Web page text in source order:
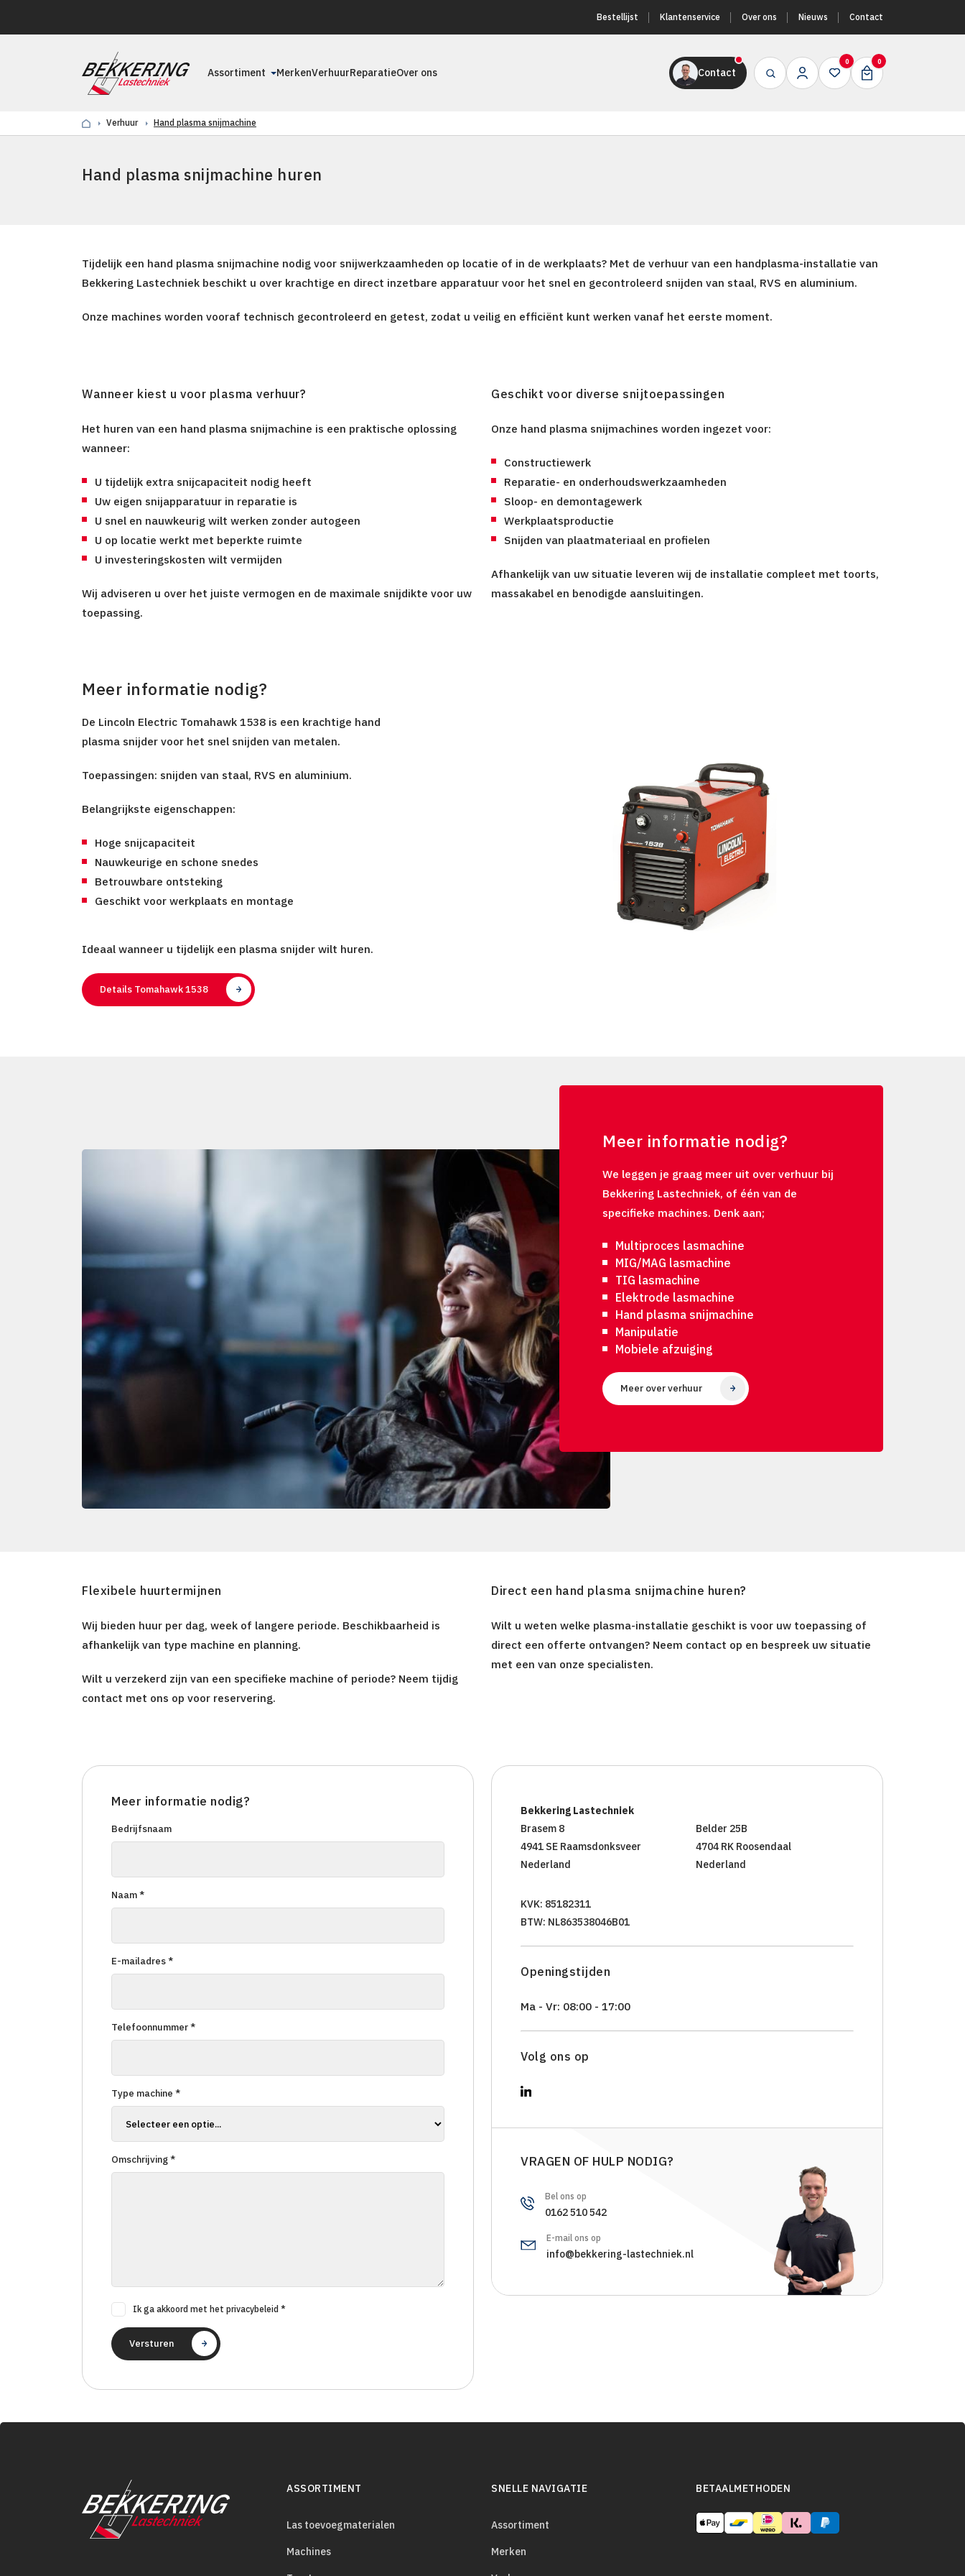
Bestellijst Klantenservice Over ons Nieuws Contact
Assortiment MerkenVerhuurReparatieOver ons Contact
0 0
Verhuur Hand plasma snijmachine
Hand plasma snijmachine huren
Tijdelijk een hand plasma snijmachine nodig voor snijwerkzaamheden op locatie of in de werkplaats? Met de verhuur van een handplasma-installatie van
Bekkering Lastechniek beschikt u over krachtige en direct inzetbare apparatuur voor het snel en gecontroleerd snijden van staal, RVS en aluminium.
Onze machines worden vooraf technisch gecontroleerd en getest, zodat u veilig en efficiënt kunt werken vanaf het eerste moment.
Wanneer kiest u voor plasma verhuur?
Het huren van een hand plasma snijmachine is een praktische oplossing
wanneer:
U tijdelijk extra snijcapaciteit nodig heeft
Uw eigen snijapparatuur in reparatie is
U snel en nauwkeurig wilt werken zonder autogeen
U op locatie werkt met beperkte ruimte
U investeringskosten wilt vermijden
Wij adviseren u over het juiste vermogen en de maximale snijdikte voor uw
toepassing.
Geschikt voor diverse snijtoepassingen
Onze hand plasma snijmachines worden ingezet voor:
Constructiewerk
Reparatie- en onderhoudswerkzaamheden
Sloop- en demontagewerk
Werkplaatsproductie
Snijden van plaatmateriaal en profielen
Afhankelijk van uw situatie leveren wij de installatie compleet met toorts,
massakabel en benodigde aansluitingen.
Meer informatie nodig?
De Lincoln Electric Tomahawk 1538 is een krachtige hand
plasma snijder voor het snel snijden van metalen.
Toepassingen: snijden van staal, RVS en aluminium.
Belangrijkste eigenschappen:
Hoge snijcapaciteit
Nauwkeurige en schone snedes
Betrouwbare ontsteking
Geschikt voor werkplaats en montage
Ideaal wanneer u tijdelijk een plasma snijder wilt huren.
Details Tomahawk 1538
Meer informatie nodig?
We leggen je graag meer uit over verhuur bij
Bekkering Lastechniek, of één van de
specifieke machines. Denk aan;
Multiproces lasmachine
MIG/MAG lasmachine
TIG lasmachine
Elektrode lasmachine
Hand plasma snijmachine
Manipulatie
Mobiele afzuiging
Meer over verhuur
Flexibele huurtermijnen
Wij bieden huur per dag, week of langere periode. Beschikbaarheid is
afhankelijk van type machine en planning.
Wilt u verzekerd zijn van een specifieke machine of periode? Neem tijdig
contact met ons op voor reservering.
Direct een hand plasma snijmachine huren?
Wilt u weten welke plasma-installatie geschikt is voor uw toepassing of
direct een offerte ontvangen? Neem contact op en bespreek uw situatie
met een van onze specialisten.
Meer informatie nodig?
Bedrijfsnaam
Naam *
E-mailadres *
Telefoonnummer *
Type machine *
Omschrijving *
Ik ga akkoord met het privacybeleid *
Versturen
Bekkering Lastechniek
Brasem 8
4941 SE Raamsdonksveer
Nederland
Belder 25B
4704 RK Roosendaal
Nederland
KVK: 85182311
BTW: NL863538046B01
Openingstijden
Ma - Vr: 08:00 - 17:00
Volg ons op
VRAGEN OF HULP NODIG?
Bel ons op
0162 510 542
E-mail ons op
info@bekkering-lastechniek.nl
ASSORTIMENT
Las toevoegmaterialen
Machines
SNELLE NAVIGATIE
Assortiment
Merken
BETAALMETHODEN